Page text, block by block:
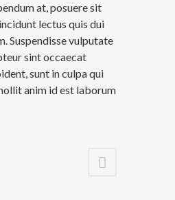
at, posuere sit
lectus quis dui
Suspendisse vulputate
sint occaecat
sunt in culpa qui
anim id est laborum